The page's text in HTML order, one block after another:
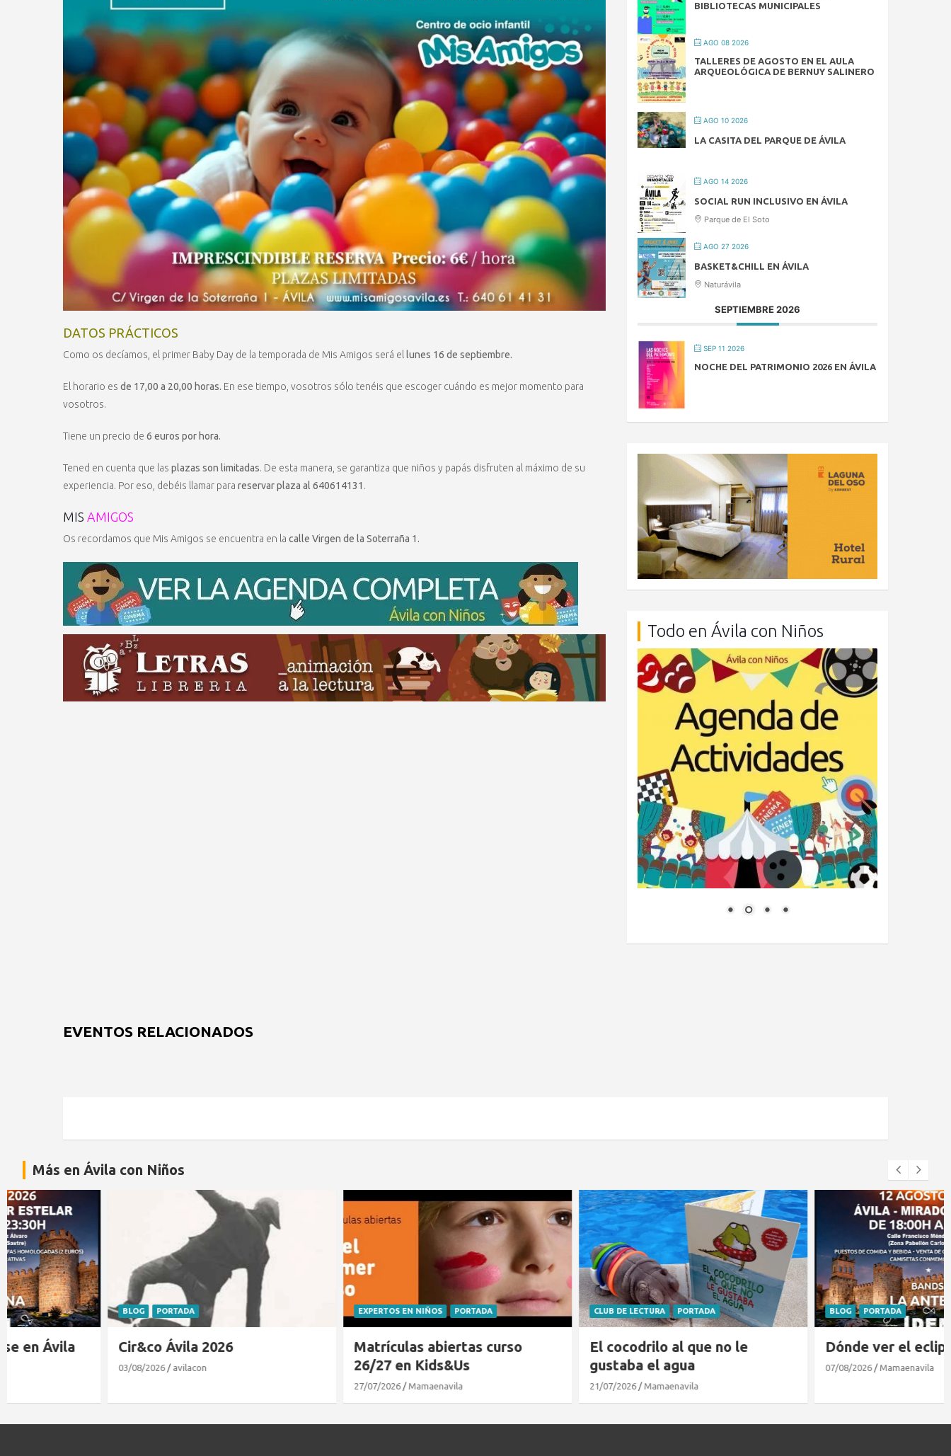
DATOS PRÁCTICOS
Como os decíamos, el primer Baby Day de la temporada de Mis Amigos será el lunes 16 de septiembre.
El horario es de 17,00 a 20,00 horas. En ese tiempo, vosotros sólo tenéis que escoger cuándo es mejor momento para
vosotros.
Tiene un precio de 6 euros por hora.
Tened en cuenta que las plazas son limitadas. De esta manera, se garantiza que niños y papás disfruten al máximo de su
experiencia. Por eso, debéis llamar para reservar plaza al 640614131 .
MIS AMIGOS
Os recordamos que Mis Amigos se encuentra en la calle Virgen de la Soterraña 1.
BIBLIOTECAS MUNICIPALES
AGO 08 2026
TALLERES DE AGOSTO EN EL AULA
ARQUEOLÓGICA DE BERNUY SALINERO
AGO 10 2026
LA CASITA DEL PARQUE DE ÁVILA
AGO 14 2026
SOCIAL RUN INCLUSIVO EN ÁVILA
Parque de El Soto
AGO 27 2026
BASKET&CHILL EN ÁVILA
Naturávila
SEPTIEMBRE 2026
SEP 11 2026
NOCHE DEL PATRIMONIO 2026 EN ÁVILA
Todo en Ávila con Niños
EVENTOS RELACIONADOS
Más en Ávila con Niños
BLOG PORTADA
Cir&co Ávila 2026
PORTADA
Matrículas abiertas curso
26/27 en Kids&Us
Mamaenavila
CLUB DE LECTURA PORTADA
El cocodrilo al que no le
gustaba el agua
Mamaenavila
BLOG PORTADA
Dónde ver el eclipse en Ávila
Mamaenavila